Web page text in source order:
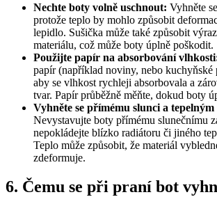
Nechte boty volně uschnout: Vyhněte
protože teplo by mohlo způsobit
lepidlo. Sušička může také způsobit
materiálu, což může boty úplně poškodit.
Použijte papír na absorbování
papír (například noviny, nebo kuchyňské
aby se vlhkost rychleji absorbovala a
tvar. Papír průběžně měňte, dokud boty
Vyhněte se přímému slunci a
Nevystavujte boty přímému slunečnímu
nepokládejte blízko radiátoru či jiného
Teplo může způsobit, že materiál
zdeformuje.
6. Čemu se při praní bot